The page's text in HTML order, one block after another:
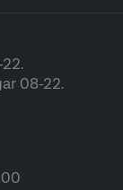
08-22.
00